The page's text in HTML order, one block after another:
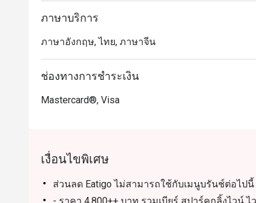
ภาษาบริการ
ภาษาอังกฤษ, ไทย, ภาษาจีน
ช่องทางการชำระเงิน
Mastercard®, Visa
เงื่อนไขพิเศษ
ส่วนลด Eatigo ไม่สามารถใช้กับเมนูบรันช์ต่อไปนี้